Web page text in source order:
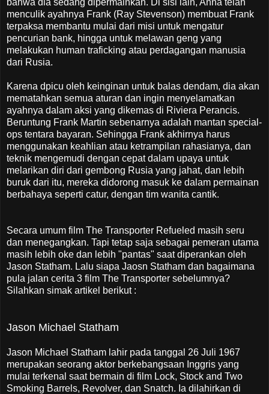
menculik ayahnya Frank (Ray Stevenson) membuat Frank
terpaksa membantu mulai dari misi untuk mengatur
pencurian bank, hingga untuk melawan geng yang
melakukan human traficking atau perdagangan manusia
dari Rusia.
Karena dpicu oleh keinginan untuk balas dendam, dia akan
mematahkan semua aturan dan ingin menyelamatkan
ayahnya dalam aksi yang dikemas di Riviera Perancis.
Beruntung Frank Martin sebenarnya adalah mantan special-
ops tentara bayaran. Sehingga Frank akhirnya harus
menggunakan keahlian atau ketrampilan rahasianya, dan
teknik mengemudi dengan cepat dalam upaya untuk
melarikan diri dari gembong Rusia yang jahat, dan lebih
buruk dari itu, mereka didorong masuk ke dalam permainan
berbahaya seperti catur, dengan tim wanita cantik.
Secara umum film The Transporter Refueled masih seru
dan menegangkan. Tapi tetap saja sebagai pemeran utama
masih lebih oke dan lebih "pantas" saat diperankan oleh
Jason Statham. Lalu siapa Jaosn Statham dan bagaimana
pula jalan cerita 3 film The Transporter sebelumnya?
Silahkan simak artikel berikut :
Jason Michael Statham
Jason Michael Statham lahir pada tanggal 26 Juli 1967
merupakan seorang aktor berkebangsaan Inggris yang
mulai terkenal saat bermain di film Lock, Stock and Two
Smoking Barrels, Revolver, dan Snatch. Ia dilahirkan di